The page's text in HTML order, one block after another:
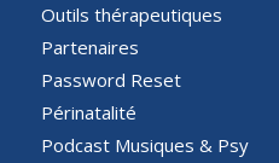
Outils thérapeutiques
Partenaires
Password Reset
Périnatalité
Podcast Musiques & Psy